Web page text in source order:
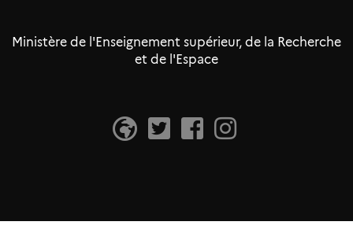
Ministère de l'Enseignement supérieur, de la Recherche
et de l'Espace